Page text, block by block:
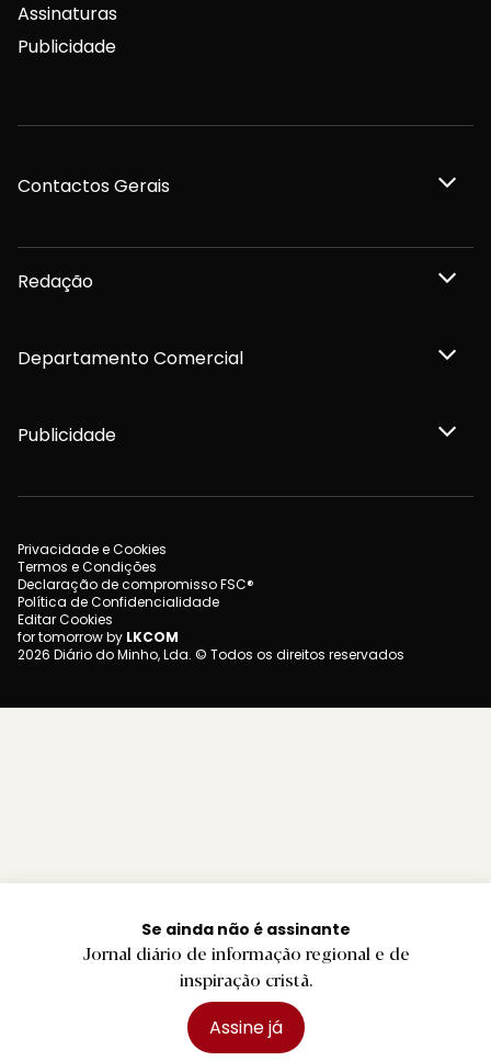
Se ainda não é assinante
Jornal diário de informação regional e de
inspiração cristã.
Assine já
Assinaturas
Publicidade
Contactos Gerais
Redação
Departamento Comercial
Publicidade
Privacidade e Cookies
Termos e Condições
Declaração de compromisso FSC®
Política de Confidencialidade
Editar Cookies
for tomorrow by LKCOM
2026 Diário do Minho, Lda. © Todos os direitos reservados